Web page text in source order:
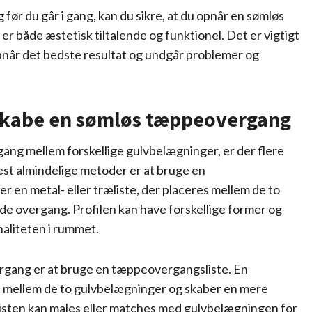
du går i gang, kan du sikre, at du opnår en sømløs
både æstetisk tiltalende og funktionel. Det er vigtigt
det bedste resultat og undgår problemer og
en sømløs tæppeovergang
mellem forskellige gulvbelægninger, er der flere
almindelige metoder er at bruge en
metal- eller træliste, der placeres mellem de to
overgang. Profilen kan have forskellige former og
i rummet.
er at bruge en tæppeovergangsliste. En
de to gulvbelægninger og skaber en mere
kan males eller matches med gulvbelægningen for